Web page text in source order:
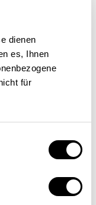
dienen
es, Ihnen
für
que la
de ces